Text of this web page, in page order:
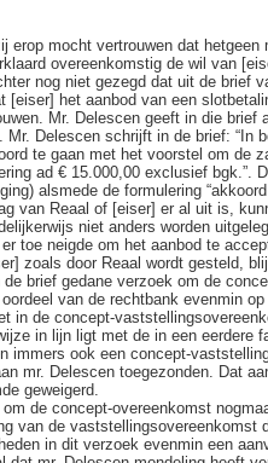
mocht vertrouwen dat hetgeen
overeenkomstig de wil van
nog niet gezegd dat uit de brief
het aanbod van een
Mr. Delescen geeft in die brief
Delescen schrijft in de brief: “In
te gaan met het voorstel om de
ad € 15.000,00 exclusief bgk.”.
alsmede de formulering
van Reaal of [eiser] er al uit is,
niet anders worden
toe neigde om het aanbod te
zoals door Reaal wordt gesteld,
brief gedane verzoek om de
van de rechtbank evenmin
in de concept-
in lijn ligt met de in een eerdere
immers ook een concept-
mr. Delescen toegezonden. Dat
geweigerd.
de concept-overeenkomst
van de vaststellingsovereenkomst
in dit verzoek evenmin een